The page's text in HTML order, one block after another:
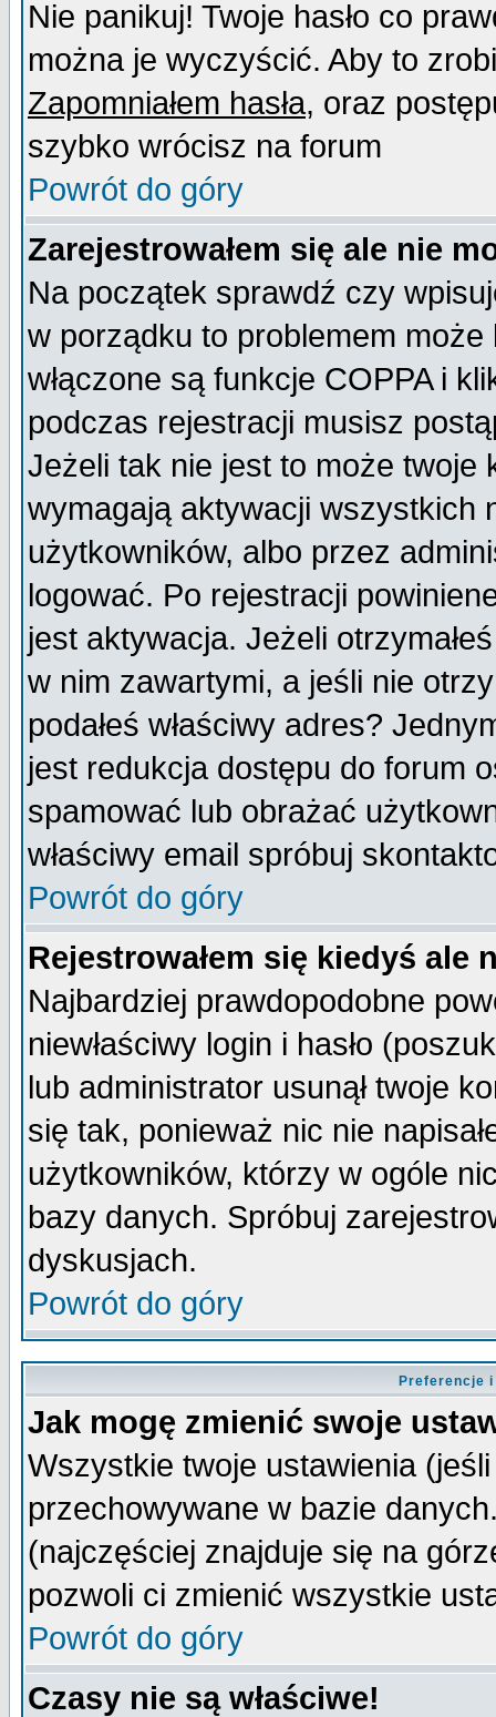
Nie panikuj! Twoje hasło co
można je wyczyścić. Aby to
Zapomniałem hasła, oraz
szybko wrócisz na forum
Powrót do góry
Zarejestrowałem się ale nie
Na początek sprawdź czy
w porządku to problemem
włączone są funkcje COPPA i
podczas rejestracji musisz
Jeżeli tak nie jest to może twoje
wymagają aktywacji wszystkich
użytkowników, albo przez
logować. Po rejestracji
jest aktywacja. Jeżeli
w nim zawartymi, a jeśli nie
podałeś właściwy adres?
jest redukcja dostępu do forum
spamować lub obrażać
właściwy email spróbuj
Powrót do góry
Rejestrowałem się kiedyś ale
Najbardziej prawdopodobne
niewłaściwy login i hasło
lub administrator usunął twoje
się tak, ponieważ nic nie
użytkowników, którzy w ogóle
bazy danych. Spróbuj
dyskusjach.
Powrót do góry
Preferencje
Jak mogę zmienić swoje
Wszystkie twoje ustawienia
przechowywane w bazie
(najczęściej znajduje się na
pozwoli ci zmienić wszystkie
Powrót do góry
Czasy nie są właściwe!